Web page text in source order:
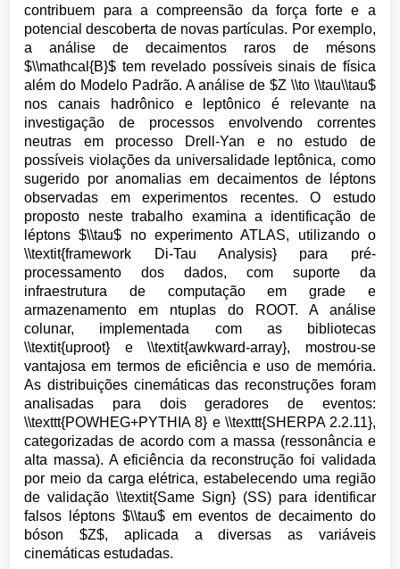
contribuem para a compreensão da força forte e a
potencial descoberta de novas partículas. Por exemplo,
a análise de decaimentos raros de mésons
$\\mathcal{B}$ tem revelado possíveis sinais de física
além do Modelo Padrão. A análise de $Z \\to \\tau\\tau$
nos canais hadrônico e leptônico é relevante na
investigação de processos envolvendo correntes
neutras em processo Drell-Yan e no estudo de
possíveis violações da universalidade leptônica, como
sugerido por anomalias em decaimentos de léptons
observadas em experimentos recentes. O estudo
proposto neste trabalho examina a identificação de
léptons $\\tau$ no experimento ATLAS, utilizando o
\\textit{framework Di-Tau Analysis} para pré-
processamento dos dados, com suporte da
infraestrutura de computação em grade e
armazenamento em ntuplas do ROOT. A análise
colunar, implementada com as bibliotecas
\\textit{uproot} e \\textit{awkward-array}, mostrou-se
vantajosa em termos de eficiência e uso de memória.
As distribuições cinemáticas das reconstruções foram
analisadas para dois geradores de eventos:
\\texttt{POWHEG+PYTHIA 8} e \\texttt{SHERPA 2.2.11},
categorizadas de acordo com a massa (ressonância e
alta massa). A eficiência da reconstrução foi validada
por meio da carga elétrica, estabelecendo uma região
de validação \\textit{Same Sign} (SS) para identificar
falsos léptons $\\tau$ em eventos de decaimento do
bóson $Z$, aplicada a diversas as variáveis
cinemáticas estudadas.